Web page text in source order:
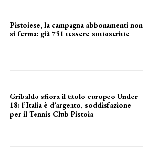
Pistoiese, la campagna abbonamenti non
si ferma: già 751 tessere sottoscritte
Gribaldo sfiora il titolo europeo Under
18: l’Italia è d’argento, soddisfazione
per il Tennis Club Pistoia